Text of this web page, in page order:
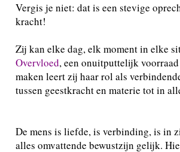
Vergis je niet: dat is een stevige
kracht!
Zij kan elke dag, elk moment in elke
Overvloed, een onuitputtelijk voorraad
maken leert zij haar rol als
tussen geestkracht en materie tot in
De mens is liefde, is verbinding, is in
alles omvattende bewustzijn gelijk.